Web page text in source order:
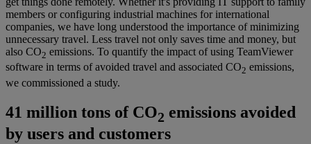
members or configuring industrial machines for international
companies, we have long understood the importance of minimizing
unnecessary travel. Less travel not only saves time and money, but
also CO2 emissions. To quantify the impact of using TeamViewer
software in terms of avoided travel and associated CO2 emissions,
we commissioned a study.
41 million tons of CO2 emissions avoided
by users and customers